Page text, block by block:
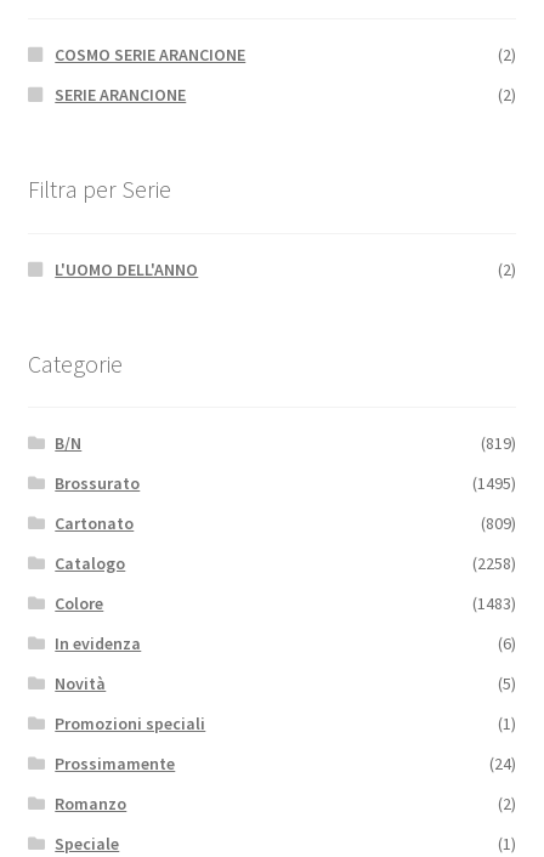
COSMO SERIE ARANCIONE
(2)
SERIE ARANCIONE
(2)
Filtra per Serie
L'UOMO DELL'ANNO (2)
Categorie
B/N
(819)
Brossurato
(1495)
Cartonato
(809)
Catalogo
(2258)
Colore
(1483)
In evidenza
(6)
Novità
(5)
Promozioni speciali
(1)
Prossimamente
(24)
Romanzo
(2)
Speciale
(1)